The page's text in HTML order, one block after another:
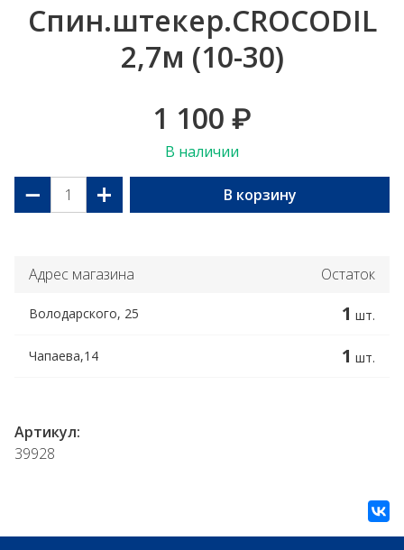
Спин.штекер.CROCODIL
2,7м (10-30)
1 100 ₽
В наличии
− + В корзину
Адрес магазина Остаток
Володарского, 25 1 шт.
Чапаева,14 1 шт.
Артикул:
39928